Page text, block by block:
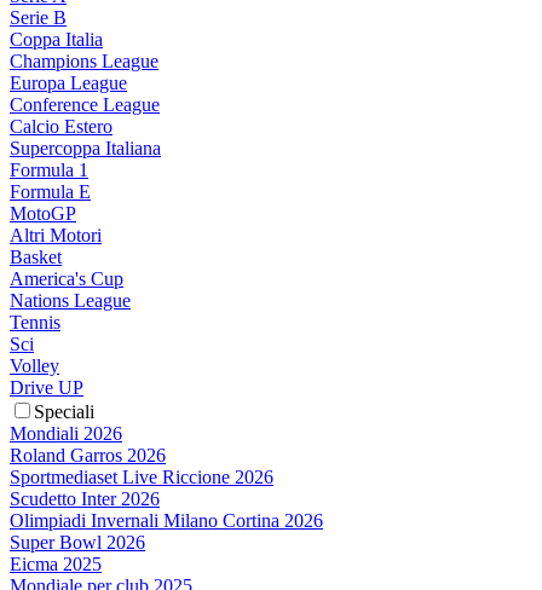
Serie B
Coppa Italia
Champions League
Europa League
Conference League
Calcio Estero
Supercoppa Italiana
Formula 1
Formula E
MotoGP
Altri Motori
Basket
America's Cup
Nations League
Tennis
Sci
Volley
Drive UP
Speciali
Mondiali 2026
Roland Garros 2026
Sportmediaset Live Riccione 2026
Scudetto Inter 2026
Olimpiadi Invernali Milano Cortina 2026
Super Bowl 2026
Eicma 2025
Mondiale per club 2025